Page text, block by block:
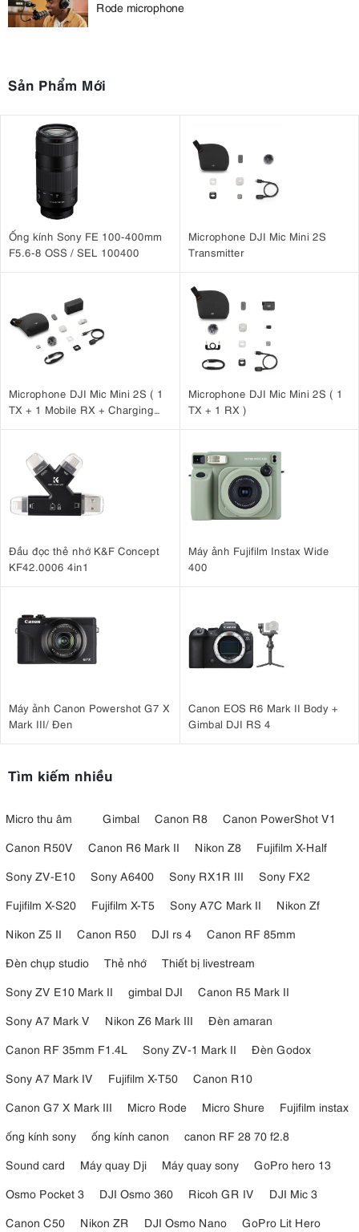
Rode microphone
Sản Phẩm Mới
Ống kính Sony FE 100-400mm
F5.6-8 OSS / SEL 100400
Microphone DJI Mic Mini 2S
Transmitter
Microphone DJI Mic Mini 2S ( 1
TX + 1 Mobile RX + Charging
Microphone DJI Mic Mini 2S ( 1
TX + 1 RX )
Đầu đọc thẻ nhớ K&F Concept
KF42.0006 4in1
Máy ảnh Fujifilm Instax Wide
400
Máy ảnh Canon Powershot G7 X
Mark III/ Đen
Canon EOS R6 Mark II Body +
Gimbal DJI RS 4
Tìm kiếm nhiều
Micro thu âm Gimbal Canon R8
Canon PowerShot V1
Canon R50V
Canon R6 Mark II Nikon Z8
Fujifilm X-Half
Sony ZV-E10
Sony A6400 Sony RX1R III
Sony FX2
Fujifilm X-S20
Fujifilm X-T5 Sony A7C Mark II
Nikon Zf
Nikon Z5 II
Canon R50 DJI rs 4
Canon RF 85mm
Đèn chụp studio
Thẻ nhớ
Thiết bị livestream
Sony ZV E10 Mark II
gimbal DJI
Canon R5 Mark II
Sony A7 Mark V
Nikon Z6 Mark III
Đèn amaran
Canon RF 35mm F1.4L
Sony ZV-1 Mark II
Đèn Godox
Sony A7 Mark IV
Fujifilm X-T50
Canon R10
Canon G7 X Mark III
Micro Rode Micro Shure
Fujifilm instax
ống kính sony
ống kính canon
canon RF 28 70 f2.8
Sound card
Máy quay Dji Máy quay sony
GoPro hero 13
Osmo Pocket 3
DJI Osmo 360 Ricoh GR IV
DJI Mic 3
Canon C50
Nikon ZR DJI Osmo Nano
GoPro Lit Hero